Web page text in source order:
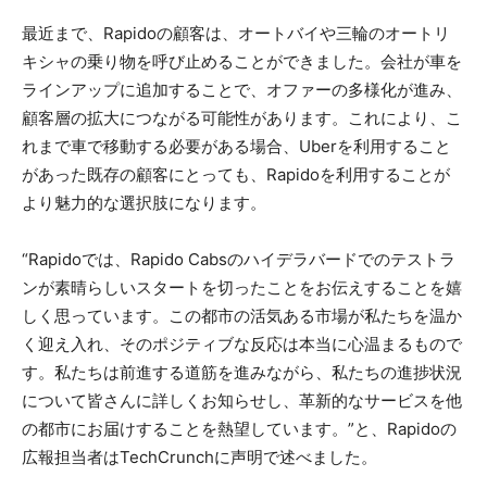
最近まで、Rapidoの顧客は、オートバイや三輪のオートリ
キシャの乗り物を呼び止めることができました。会社が車を
ラインアップに追加することで、オファーの多様化が進み、
顧客層の拡大につながる可能性があります。これにより、こ
れまで車で移動する必要がある場合、Uberを利用すること
があった既存の顧客にとっても、Rapidoを利用することが
より魅力的な選択肢になります。
“Rapidoでは、Rapido Cabsのハイデラバードでのテストラ
ンが素晴らしいスタートを切ったことをお伝えすることを嬉
しく思っています。この都市の活気ある市場が私たちを温か
く迎え入れ、そのポジティブな反応は本当に心温まるもので
す。私たちは前進する道筋を進みながら、私たちの進捗状況
について皆さんに詳しくお知らせし、革新的なサービスを他
の都市にお届けすることを熱望しています。”と、Rapidoの
広報担当者はTechCrunchに声明で述べました。